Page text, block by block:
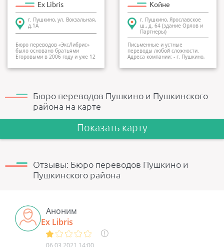
Ex Libris
г. Пушкино, ул. Вокзальная,
д.1А
Бюро переводов «ЭксЛибрис»
было основано братьями
Егоровыми в 2006 году и уже 12
Койне
г. Пушкино, Ярославское
ш., д. 64 (здание Орлов и
Партнеры)
Письменные и устные
переводы любой сложности.
Адреса компании: - г. Пушкино,
Бюро переводов Пушкино и Пушкинского
района на карте
Показать карту
Отзывы: Бюро переводов Пушкино и
Пушкинского района
Аноним
Ex Libris
06.03.2021 14:00